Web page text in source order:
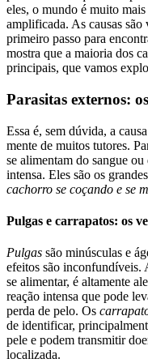
eles, o mundo é muito
amplificada. As causas são
primeiro passo para
mostra que a maioria dos
principais, que vamos
Parasitas externos:
Essa é, sem dúvida, a
mente de muitos tutores.
se alimentam do sangue
intensa. Eles são os
cachorro se coçando e se
Pulgas e carrapatos: os
Pulgas são minúsculas e
efeitos são inconfundíveis.
se alimentar, é altamente
reação intensa que pode
perda de pelo. Os
de identificar,
pele e podem transmitir
localizada.